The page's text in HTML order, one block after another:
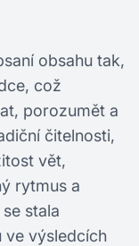
obsahu tak,
což
porozumět a
čitelnosti,
vět,
rytmus a
stala
ve výsledcích